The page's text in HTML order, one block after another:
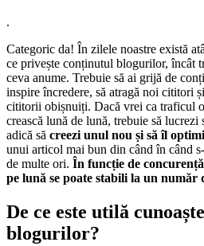
.
Categoric da! În zilele noastre există
ce privește conținutul blogurilor, încât
ceva anume. Trebuie să ai grijă de
inspire încredere, să atragă noi cititori
cititorii obișnuiți. Dacă vrei ca traficul
crească lună de lună, trebuie să
adică să creezi unul nou și să îl
unui articol mai bun din când în când
de multe ori. În funcție de
pe lună se poate stabili la un număr
De ce este utilă
blogurilor?